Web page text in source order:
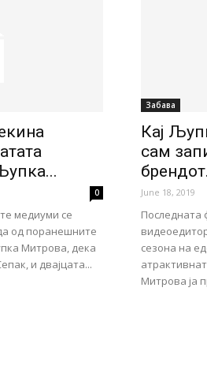
0
медиуми се
од поранешните
Митрова, дека
и двајцата...
Забава
Кај
сам
June 18, 2019
Последната
сезона на
Митрова ја